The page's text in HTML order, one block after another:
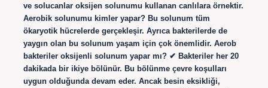
ve solucanlar oksijen solunumu kullanan canlılara örnektir.
Aerobik solunumu kimler yapar? Bu solunum tüm
ökaryotik hücrelerde gerçekleşir. Ayrıca bakterilerde de
yaygın olan bu solunum yaşam için çok önemlidir. Aerob
bakteriler oksijenli solunum yapar mı? ✔ Bakteriler her 20
dakikada bir ikiye bölünür. Bu bölünme çevre koşulları
uygun olduğunda devam eder. Ancak besin eksikliği,